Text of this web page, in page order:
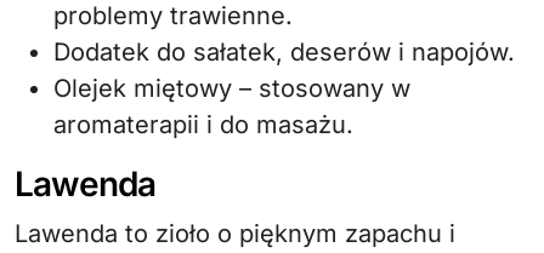
problemy trawienne.
Dodatek do sałatek, deserów i napojów.
Olejek miętowy – stosowany w
aromaterapii i do masażu.
Lawenda
Lawenda to zioło o pięknym zapachu i